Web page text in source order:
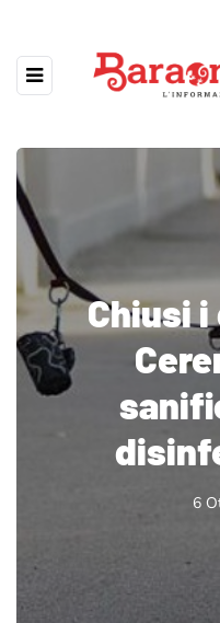
Chiusi i
6